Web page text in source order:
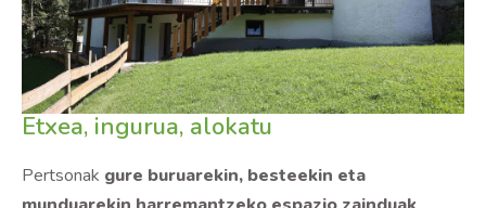
Etxea, ingurua, alokatu
Pertsonak gure buruarekin, besteekin eta